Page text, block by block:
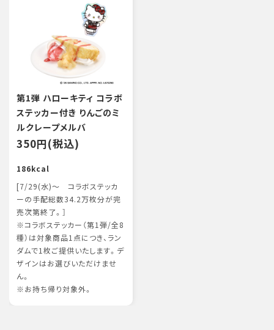
第1弾 ハローキティ コラボ
ステッカー付き りんごのミ
ルクレープメルバ
350円(税込)
186kcal
[7/29(水)～ コラボステッカ
ーの手配総数34.2万枚分が完
売次第終了。］
※コラボステッカー（第1弾/全8
種）は対象商品1点につき、ラン
ダムで1枚ご提供いたします。デ
ザインはお選びいただけませ
ん。
※お持ち帰り対象外。